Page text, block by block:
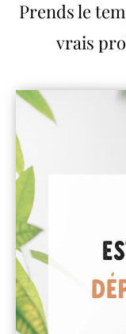
Prends le
vrais